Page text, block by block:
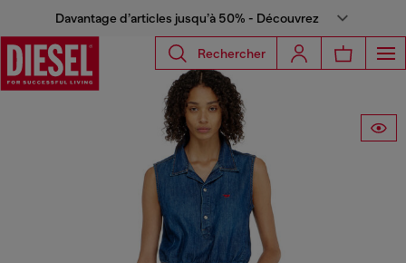
Davantage d’articles jusqu’à 50% - Découvrez
Rechercher